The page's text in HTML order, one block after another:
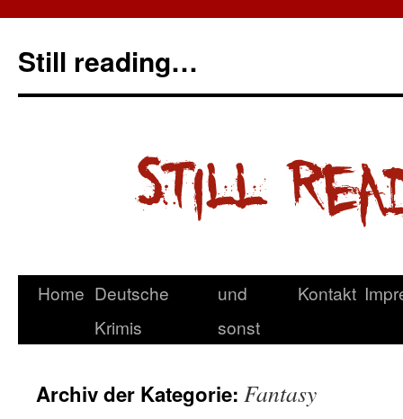
Still reading…
Home Deutsche
Krimis
und
sonst
Kontakt
Archiv der Kategorie: Fantasy